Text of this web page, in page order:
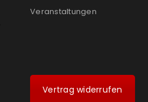
Veranstaltungen
Vertrag widerrufen